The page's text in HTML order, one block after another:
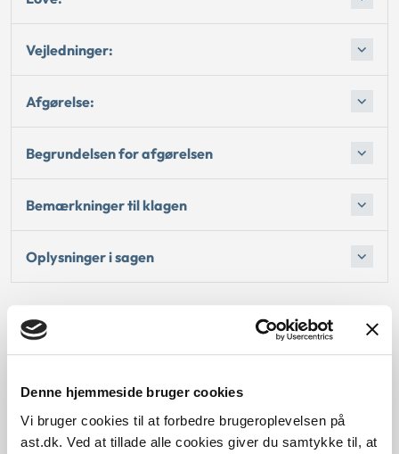
Denne hjemmeside bruger cookies
Vi bruger cookies til at forbedre brugeroplevelsen på
ast.dk. Ved at tillade alle cookies giver du samtykke til, at
Vejledninger:
Afgørelse:
Begrundelsen for afgørelsen
Bemærkninger til klagen
Oplysninger i sagen
Dato for underskrift
01.12.2011
Offentliggørelsesdato